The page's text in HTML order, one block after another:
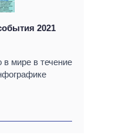
2021
в мире в течение